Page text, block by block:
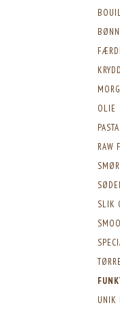
OLIE
PASTA
RAW
SLIK
UNIK